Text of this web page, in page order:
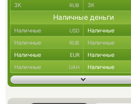
ЗК RUB ЗК
Наличные деньги
Наличные USD Наличные
Наличные RUB Наличные
Наличные EUR Наличные
Наличные UAH Наличные